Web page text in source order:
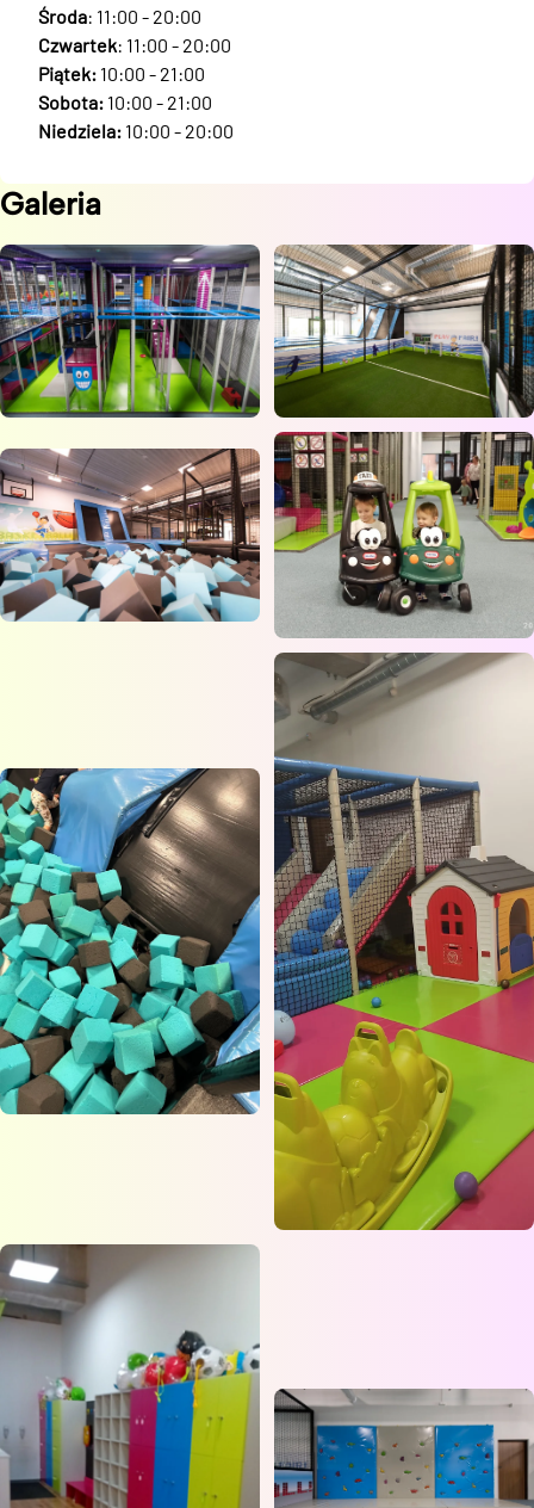
Środa: 11:00 - 20:00
Czwartek: 11:00 - 20:00
Piątek: 10:00 - 21:00
Sobota: 10:00 - 21:00
Niedziela: 10:00 - 20:00
Galeria